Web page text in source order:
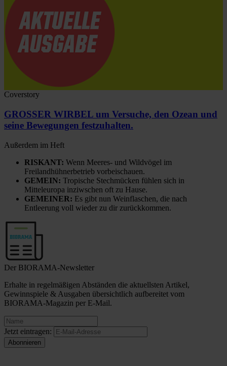
Coverstory
GROSSER WIRBEL um Versuche, den Ozean und
seine Bewegungen festzuhalten.
Außerdem im Heft
RISKANT: Wenn Meeres- und Wildvögel im
Freilandhühnerbetrieb vorbeischauen.
GEMEIN: Tropische Stechmücken fühlen sich in
Mitteleuropa inziwschen oft zu Hause.
GEMEINER: Es gibt nun Weinflaschen, die nach
Entleerung voll wieder zu dir zurückkommen.
Der BIORAMA-Newsletter
Erhalte in regelmäßigen Abständen die aktuellsten Artikel,
Gewinnspiele & Ausgaben übersichtlich aufbereitet vom
BIORAMA-Magazin per E-Mail.
Jetzt eintragen: